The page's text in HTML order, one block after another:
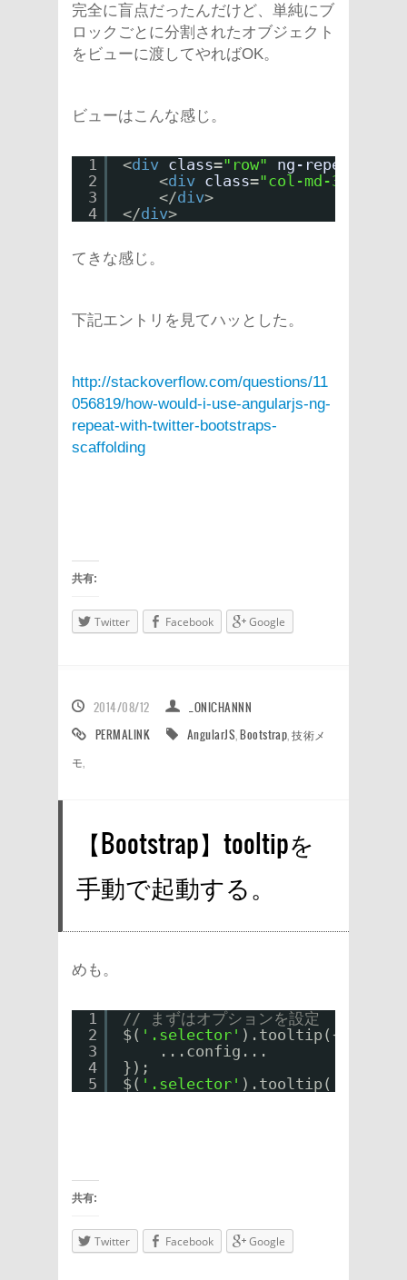
完全に盲点だったんだけど、単純にブ
ロックごとに分割されたオブジェクト
をビューに渡してやればOK。
ビューはこんな感じ。
1
2
3
4
<div class="row" ng-repeat
<div class="col-md-3"
</div>
</div>
てきな感じ。
下記エントリを見てハッとした。
http://stackoverflow.com/questions/11
056819/how-would-i-use-angularjs-ng-
repeat-with-twitter-bootstraps-
scaffolding
共有:
Twitter Facebook Google
2014/08/12
_ONICHANNN
PERMALINK
AngularJS ,Bootstrap ,技術メ
モ
【Bootstrap】tooltipを
手動で起動する。
めも。
1
2
3
4
5
// まずはオプションを設定
$( '.selector' ).tooltip({
...config...
});
$( '.selector' ).tooltip(
共有:
Twitter Facebook Google